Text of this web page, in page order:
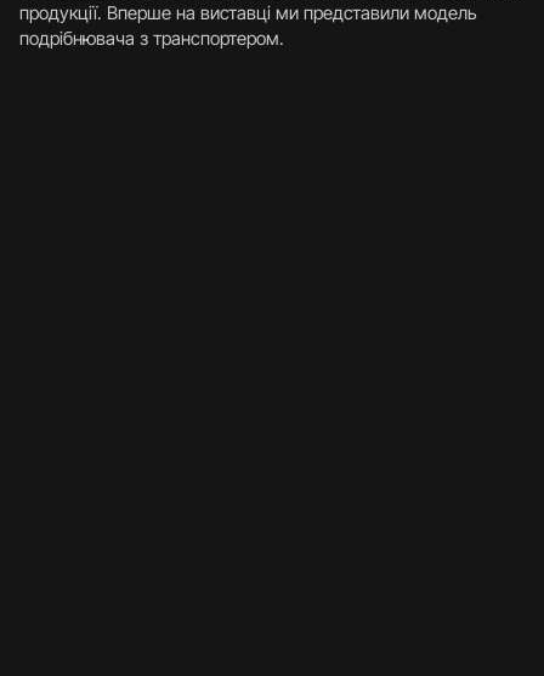
продукції. Вперше на виставці ми представили модель
подрібнювача з транспортером.